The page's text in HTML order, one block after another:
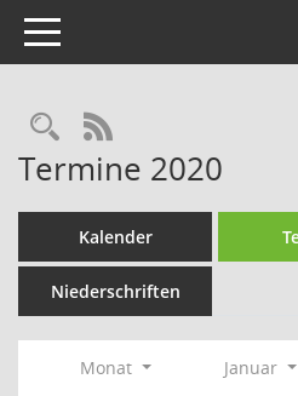
Toggle navigation
Rechercheauswahl
RSS-Feed
Termine 2020
Kalender
Niederschriften
Monat Januar